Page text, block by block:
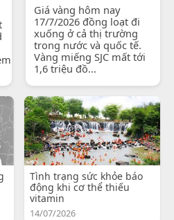
how-
Giá vàng hôm nay
17/7/2026 đồng loạt đi
xuống ở cả thị trường
trong nước và quốc tế.
Vàng miếng SJC mất tới
1,6 triệu đồ...
Tình trạng sức khỏe báo
động khi cơ thể thiếu
vitamin
14/07/2026